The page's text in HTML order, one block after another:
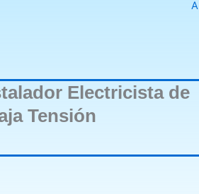
Electricista de
Tensión